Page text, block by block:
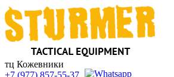
тц Кожевники
+7 (977) 857-55-37